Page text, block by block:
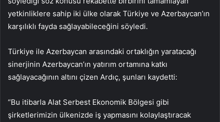
yetkinliklere sahip iki ülke olarak Türkiye ve Azerbaycan’ın
karşılıklı fayda sağlayabileceğini söyledi.
Türkiye ile Azerbaycan arasındaki ortaklığın yaratacağı
sinerjinin Azerbaycan’ın yatırım ortamına katkı
sağlayacağının altını çizen Ardıç, şunları kaydetti:
“Bu itibarla Alat Serbest Ekonomik Bölgesi gibi
şirketlerimizin ülkenizde iş yapmasını kolaylaştıracak